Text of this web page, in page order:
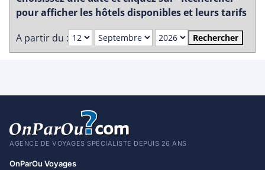
pour afficher les hôtels disponibles et leurs tarifs
A partir du :
Rechercher
AGENCE DE VOYAGES SPÉCIALISTE DEPUIS 26 ANS
OnParOu Voyages